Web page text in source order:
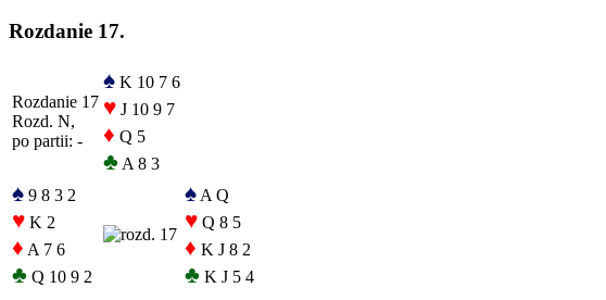
Rozdanie 17.
Rozdanie 17
Rozd. N,
po partii: -
♠ K 10 7 6
♥ J 10 9 7
♦ Q 5
♣ A 8 3
♠ 9 8 3 2
♥ K 2
♦ A 7 6
♣ Q 10 9 2
♠ A Q
♥ Q 8 5
♦ K J 8 2
♣ K J 5 4